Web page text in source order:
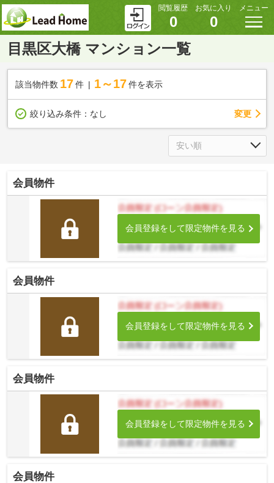
閲覧履歴
0
お気に入り
0
メニュー
目黒区大橋 マンション一覧
該当物件数 17件 1～17 件を表示
絞り込み条件： なし 変更
会員物件
会員登録をして限定物件を見る
会員物件
会員登録をして限定物件を見る
会員物件
会員登録をして限定物件を見る
会員物件